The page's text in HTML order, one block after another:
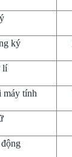
ký
lí
máy tính